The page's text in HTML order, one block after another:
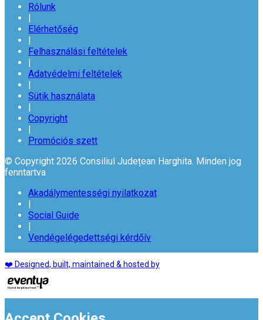
Rólunk
|
Elérhetőség
|
Felhasználási feltételek
|
Adatvédelmi feltételek
|
Sütik használata
|
Copyright
|
Promóciós szett
© Copyright 2026 Consiliul Județean Harghita. Minden jog
fenntartva
Akadálymentességi nyilatkozat
|
Social Guide
|
Vendégelégedettségi kérdőív
❤️ Designed, built, maintained & hosted by